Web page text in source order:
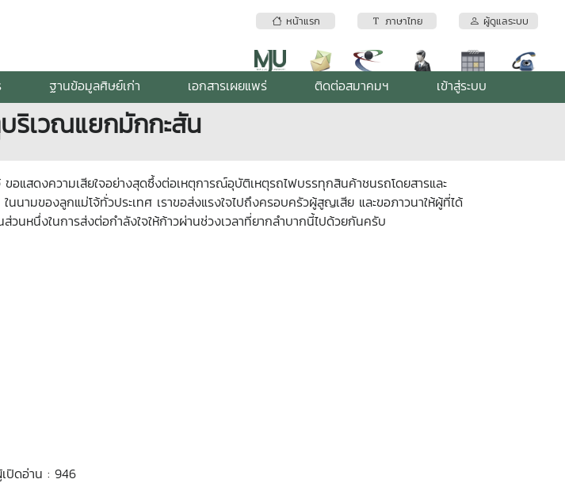
หน้าแรก ภาษาไทย ผู้ดูแลระบบ
ฐานข้อมูลศิษย์เก่า เอกสารเผยแพร่ ติดต่อสมาคมฯ เข้าสู่ระบบ
ริเวณแยกมักกะสัน
อแสดงความเสียใจอย่างสุดซึ้งต่อเหตุการณ์อุบัติเหตุรถไฟบรรทุกสินค้าชนรถโดยสารและ
มของลูกแม่โจ้ทั่วประเทศ เราขอส่งแรงใจไปถึงครอบครัวผู้สูญเสีย และขอภาวนาให้ผู้ที่ได้
วนหนึ่งในการส่งต่อกำลังใจให้ก้าวผ่านช่วงเวลาที่ยากลำบากนี้ไปด้วยกันครับ
ปิดอ่าน : 946